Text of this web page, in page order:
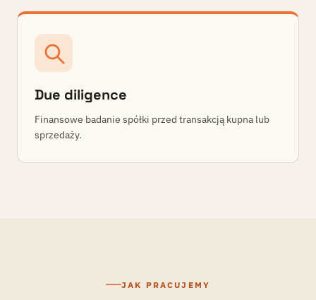
Due diligence
Finansowe badanie spółki przed transakcją kupna lub
sprzedaży.
JAK PRACUJEMY